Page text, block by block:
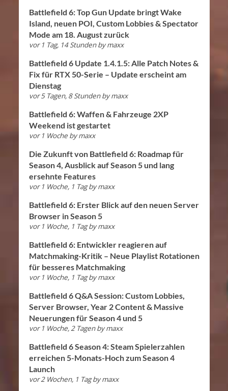
Battlefield 6: Top Gun Update bringt Wake
Island, neuen POI, Custom Lobbies & Spectator
Mode am 18. August zurück
vor 1 Tag, 14 Stunden bymaxx
Battlefield 6 Update 1.4.1.5: Alle Patch Notes &
Fix für RTX 50-Serie – Update erscheint am
Dienstag
vor 5 Tagen, 8 Stunden bymaxx
Battlefield 6: Waffen & Fahrzeuge 2XP
Weekend ist gestartet
vor 1 Woche bymaxx
Die Zukunft von Battlefield 6: Roadmap für
Season 4, Ausblick auf Season 5 und lang
ersehnte Features
vor 1 Woche, 1 Tag bymaxx
Battlefield 6: Erster Blick auf den neuen Server
Browser in Season 5
vor 1 Woche, 1 Tag bymaxx
Battlefield 6: Entwickler reagieren auf
Matchmaking-Kritik – Neue Playlist Rotationen
für besseres Matchmaking
vor 1 Woche, 1 Tag bymaxx
Battlefield 6 Q&A Session: Custom Lobbies,
Server Browser, Year 2 Content & Massive
Neuerungen für Season 4 und 5
vor 1 Woche, 2 Tagen bymaxx
Battlefield 6 Season 4: Steam Spielerzahlen
erreichen 5-Monats-Hoch zum Season 4
Launch
vor 2 Wochen, 1 Tag bymaxx